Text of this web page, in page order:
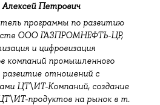
Алексей Петрович
программы по развитию
ООО ГАЗПРОМНЕФТЬ-ЦР,
и цифровизация
компаний промышленного
развитие отношений с
ЦТ\ИТ-Компаний, создание
продуктов на рынок в т.